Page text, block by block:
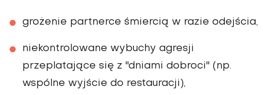
grożenie partnerce śmiercią w razie odejścia,
niekontrolowane wybuchy agresji
przeplatające się z "dniami dobroci" (np.
wspólne wyjście do restauracji),